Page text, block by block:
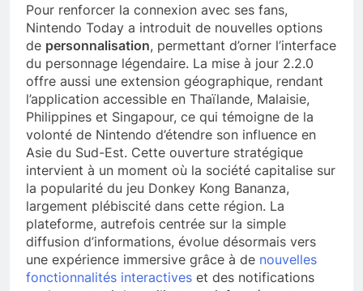
Pour renforcer la connexion avec ses fans,
Nintendo Today a introduit de nouvelles options
de personnalisation, permettant d’orner l’interface
du personnage légendaire. La mise à jour 2.2.0
offre aussi une extension géographique, rendant
l’application accessible en Thaïlande, Malaisie,
Philippines et Singapour, ce qui témoigne de la
volonté de Nintendo d’étendre son influence en
Asie du Sud-Est. Cette ouverture stratégique
intervient à un moment où la société capitalise sur
la popularité du jeu Donkey Kong Bananza,
largement plébiscité dans cette région. La
plateforme, autrefois centrée sur la simple
diffusion d’informations, évolue désormais vers
une expérience immersive grâce à de nouvelles
fonctionnalités interactives et des notifications